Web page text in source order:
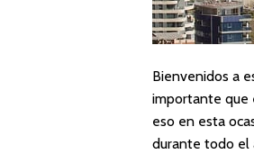
Bienvenidos a
importante que
eso en esta
durante todo el